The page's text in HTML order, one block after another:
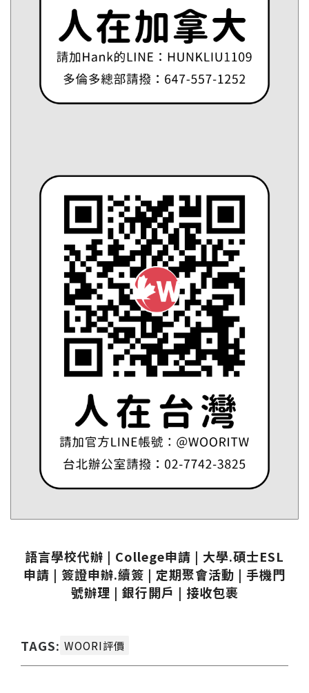
語言學校代辦 | College申請 | 大學.碩士ESL
申請 | 簽證申辦.續簽 | 定期聚會活動 | 手機門
號辦理 | 銀行開戶 | 接收包裹
TAGS: WOORI評價